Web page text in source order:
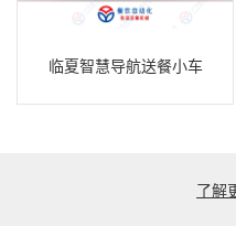
临夏智慧导航送餐小车
了解